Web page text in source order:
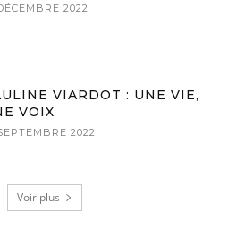
2022
VIARDOT : UNE VIE,
VOIX
2022
Voir plus